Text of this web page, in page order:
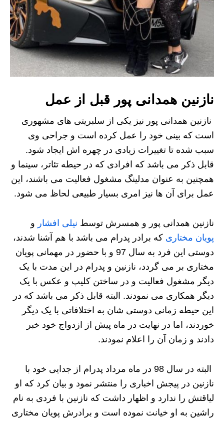
نازنین همدانی پور قبل از عمل
نازنین همدانی پور نیز یکی از سلبریتی های مشهوری
است که بینی خود را عمل کرده است و جراحی وی
سبب شده تا تغییرات زیادی در چهره اش ایجاد شود.
قابل ذکر می باشد که افرادی که در حیطه تئاتر، سینما و
همچنین به عنوان مدلینگ مشغول فعالیت می باشند، این
عمل برای آن ها نیز امری بسیار طبیعی لحاظ می شود.
نازنین همدانی پور و همسرش توسط نیلی افشار و
پویان مختاری که برادر پدرام می باشد با هم آشنا شدند،
دوستی این فرد به سال 97 و با حضور در مهمانی پویان
مختاری بر می گردد، نازنین و پدرام در این مدت با یک
دیگر مشغول فعالیت و در ساختن کلیپ و عکس با یک
دیگر همکاری می نمودند. البته قابل ذکر می باشد که در
این حیطه زمانی دوستی شان به اختلافاتی با یک دیگر
خوردند، اما در نهایت در ماه پیش از ازدواج خود خبر
دادند و زمان آن را اعلام نمودند.
البته در سال 98 در ماه مرداد پدرام از جدایی خود با
نازنین در پیجش اخباری را منتشر نمود و بیان کرد که او
لیاقتش را ندارد و اظهار داشت که نازنین با فردی به نام
راشین به او خیانت نموده است و برادرش پویان مختاری